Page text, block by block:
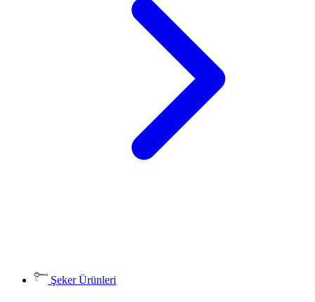
Şeker Ürünleri